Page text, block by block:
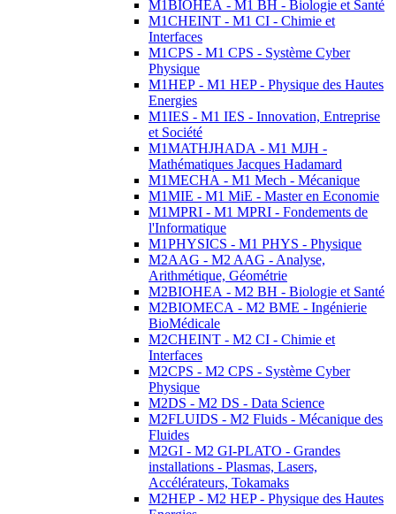
M1BIOHEA - M1 BH - Biologie et Santé
M1CHEINT - M1 CI - Chimie et
Interfaces
M1CPS - M1 CPS - Système Cyber
Physique
M1HEP - M1 HEP - Physique des Hautes
Energies
M1IES - M1 IES - Innovation, Entreprise
et Société
M1MATHJHADA - M1 MJH -
Mathématiques Jacques Hadamard
M1MECHA - M1 Mech - Mécanique
M1MIE - M1 MiE - Master en Economie
M1MPRI - M1 MPRI - Fondements de
l'Informatique
M1PHYSICS - M1 PHYS - Physique
M2AAG - M2 AAG - Analyse,
Arithmétique, Géométrie
M2BIOHEA - M2 BH - Biologie et Santé
M2BIOMECA - M2 BME - Ingénierie
BioMédicale
M2CHEINT - M2 CI - Chimie et
Interfaces
M2CPS - M2 CPS - Système Cyber
Physique
M2DS - M2 DS - Data Science
M2FLUIDS - M2 Fluids - Mécanique des
Fluides
M2GI - M2 GI-PLATO - Grandes
installations - Plasmas, Lasers,
Accélérateurs, Tokamaks
M2HEP - M2 HEP - Physique des Hautes